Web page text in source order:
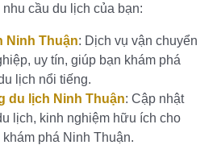
cầu du lịch của bạn:
Ninh Thuận: Dịch vụ vận chuyển
uy tín, giúp bạn khám phá
lịch nổi tiếng.
du lịch Ninh Thuận: Cập nhật
lịch, kinh nghiệm hữu ích cho
khám phá Ninh Thuận.